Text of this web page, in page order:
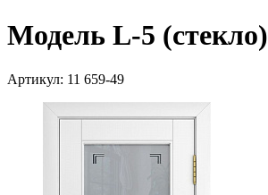
Модель L-5 (стекло)
Артикул: 11 659-49